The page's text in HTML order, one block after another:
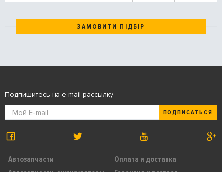
ЗАМОВИТИ ПІДБІР
Автозапчасти
Оплата и доставка
Подпишитесь на e-mail рассылку
ПОДПИСАТЬСЯ